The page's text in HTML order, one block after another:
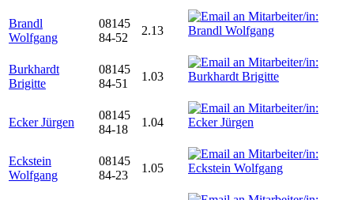
Brandl
Wolfgang
08145
84-52
2.13
Burkhardt
Brigitte
08145
84-51
1.03
Ecker Jürgen
08145
84-18
1.04
Eckstein
Wolfgang
08145
84-23
1.05